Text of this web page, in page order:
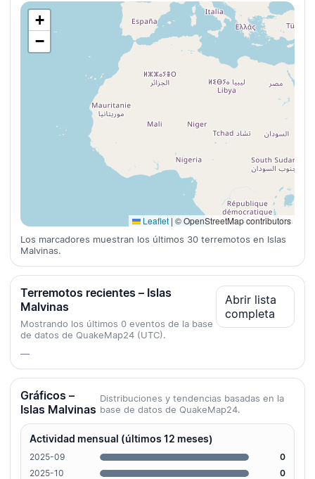
+
−
Leaflet | © OpenStreetMap contributors
Los marcadores muestran los últimos 30 terremotos en Islas
Malvinas.
Terremotos recientes – Islas
Malvinas
Mostrando los últimos 0 eventos de la base
de datos de QuakeMap24 (UTC).
Abrir lista
completa
—
Gráficos –
Islas Malvinas
Distribuciones y tendencias basadas en la
base de datos de QuakeMap24.
Actividad mensual (últimos 12 meses)
2025-09
0
2025-10
0